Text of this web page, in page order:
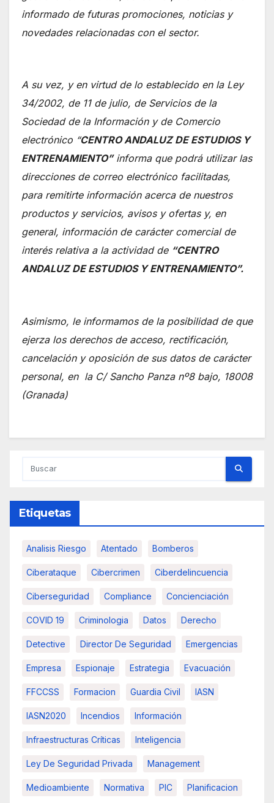
informado de futuras promociones, noticias y
novedades relacionadas con el sector.
A su vez, y en virtud de lo establecido en la Ley
34/2002, de 11 de julio, de Servicios de la
Sociedad de la Información y de Comercio
electrónico “CENTRO ANDALUZ DE ESTUDIOS Y
ENTRENAMIENTO” informa que podrá utilizar las
direcciones de correo electrónico facilitadas,
para remitirte información acerca de nuestros
productos y servicios, avisos y ofertas y, en
general, información de carácter comercial de
interés relativa a la actividad de “CENTRO
ANDALUZ DE ESTUDIOS Y ENTRENAMIENTO”.
Asimismo, le informamos de la posibilidad de que
ejerza los derechos de acceso, rectificación,
cancelación y oposición de sus datos de carácter
personal, en la C/ Sancho Panza nº8 bajo, 18008
(Granada)
Etiquetas
Analisis Riesgo Atentado Bomberos
Ciberataque Cibercrimen Ciberdelincuencia
Ciberseguridad Compliance Concienciación
COVID 19 Criminologia Datos Derecho
Detective Director De Seguridad Emergencias
Empresa Espionaje Estrategia Evacuación
FFCCSS Formacion Guardia Civil IASN
IASN2020 Incendios Información
Infraestructuras Críticas Inteligencia
Ley De Seguridad Privada Management
Medioambiente Normativa PIC Planificacion